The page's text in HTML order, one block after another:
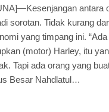
antara
sorotan. Tidak kurang
yang timpang ini.
(motor) Harley, itu
Tapi ada orang yang
Besar Nahdlatul…